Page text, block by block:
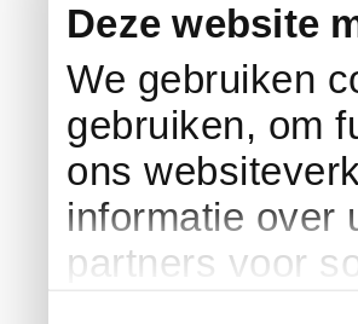
Deze website
We gebruiken
gebruiken, om
ons
informatie over
partners voor